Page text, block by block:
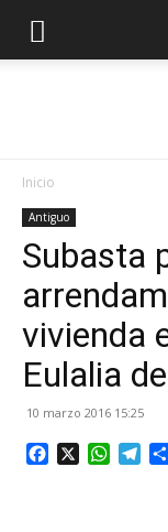
Inicio
Antiguo
Subasta
vivienda
Eulalia
10 marzo 2016 15:25
Facebook